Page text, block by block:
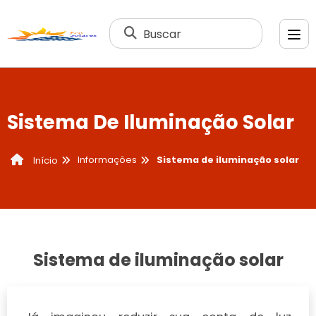
Buscar
Sistema De Iluminação Solar
Início Informações Sistema de iluminação solar
Sistema de iluminação solar